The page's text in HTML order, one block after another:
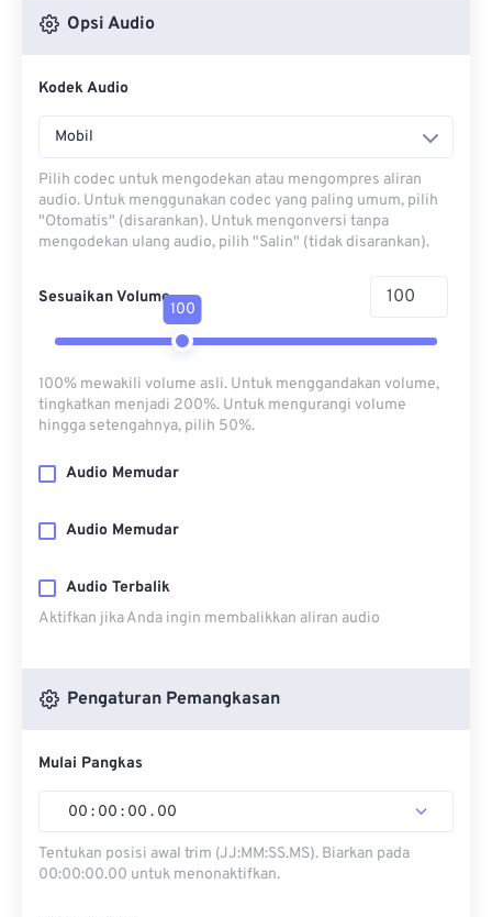
Opsi Audio
Kodek Audio
Mobil
Pilih codec untuk mengodekan atau mengompres aliran
audio. Untuk menggunakan codec yang paling umum, pilih
"Otomatis" (disarankan). Untuk mengonversi tanpa
mengodekan ulang audio, pilih "Salin" (tidak disarankan).
Sesuaikan Volume
100
100% mewakili volume asli. Untuk menggandakan volume,
tingkatkan menjadi 200%. Untuk mengurangi volume
hingga setengahnya, pilih 50%.
Audio Memudar
Audio Memudar
Audio Terbalik
Aktifkan jika Anda ingin membalikkan aliran audio
Pengaturan Pemangkasan
Mulai Pangkas
00 : 00 : 00 . 00
Tentukan posisi awal trim (JJ:MM:SS.MS). Biarkan pada
00:00:00.00 untuk menonaktifkan.